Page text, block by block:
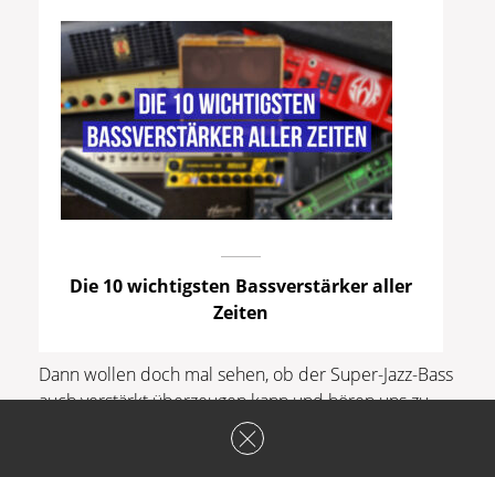
Die 10 wichtigsten Bassverstärker aller
Zeiten
Dann wollen doch mal sehen, ob der Super-Jazz-Bass
auch verstärkt überzeugen kann und hören uns zu
diesem Zweck einige Audiobeispiele an!